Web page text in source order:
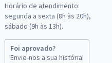
Horário de atendimento:
segunda a sexta (8h às 20h),
sábado (9h às 13h).
Foi aprovado?
Envie-nos a sua história!